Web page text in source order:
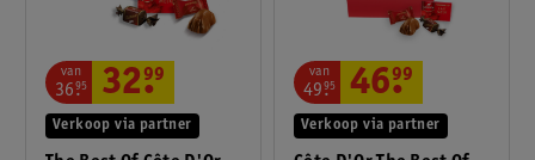
Verkoop via partner
van
36.
95 32.
99
Verkoop via partner
van
49.
95 46.
99